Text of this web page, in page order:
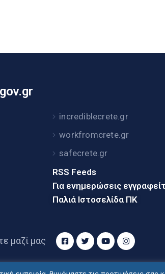
incrediblecrete.gr
workfromcrete.gr
safecrete.gr
RSS Feeds
Για ενημερώσεις
Παλιά Ιστοσελίδα ΠΚ
μαζί μας